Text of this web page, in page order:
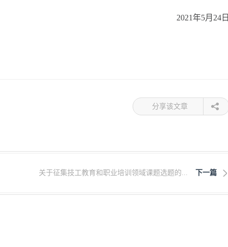
2021年5月24日
分享该文章
下一篇
关于征集技工教育和职业培训领域课题选题的...